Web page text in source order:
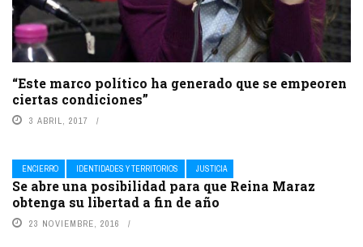
“Este marco político ha generado que se empeoren
ciertas condiciones”
3 ABRIL, 2017
ENCIERRO IDENTIDADES Y TERRITORIOS JUSTICIA
Se abre una posibilidad para que Reina Maraz
obtenga su libertad a fin de año
23 NOVIEMBRE, 2016